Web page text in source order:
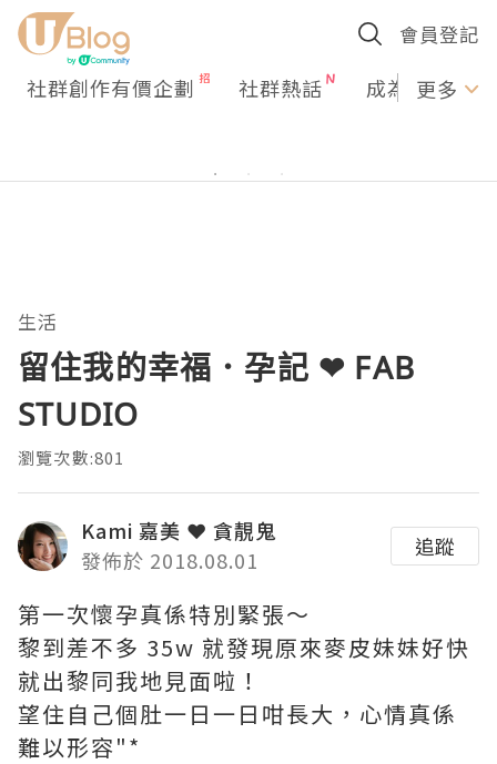
會員登記
社群創作有價企劃 社群熱話 成為U更多
生活
留住我的幸福．孕記 ❤ FAB
STUDIO
瀏覽次數:801
Kami 嘉美 ❤ 貪靚鬼
發佈於 2018.08.01
追蹤
第一次懷孕真係特別緊張～
黎到差不多 35w 就發現原來麥皮妹妹好快
就出黎同我地見面啦！
望住自己個肚一日一日咁長大，心情真係
難以形容"*